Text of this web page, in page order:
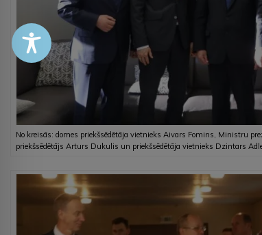
No kreisās: domes priekšsēdētāja vietnieks Aivars Fomins, Ministru
priekšsēdētājs Arturs Dukulis un priekšsēdētāja vietnieks Dzintars